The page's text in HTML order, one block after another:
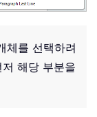
체를 선택하려
해당 부분을